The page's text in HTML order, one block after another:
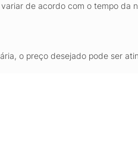
de acordo com o tempo da
o preço desejado pode ser